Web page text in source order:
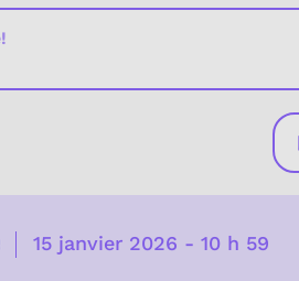
15 janvier 2026 - 10 h 59